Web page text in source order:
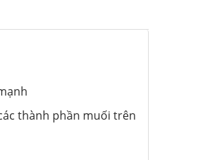
thành phần muối trên